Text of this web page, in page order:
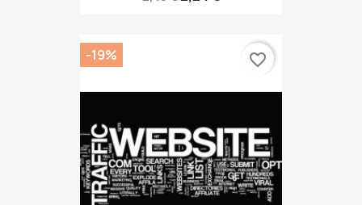
-19% favorite_border